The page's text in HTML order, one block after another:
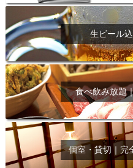
生ビール
食べ飲み放題
個室・貸切｜完